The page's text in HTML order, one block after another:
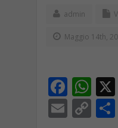
admin
Maggio 14th,
F
ac
W
h
E C C